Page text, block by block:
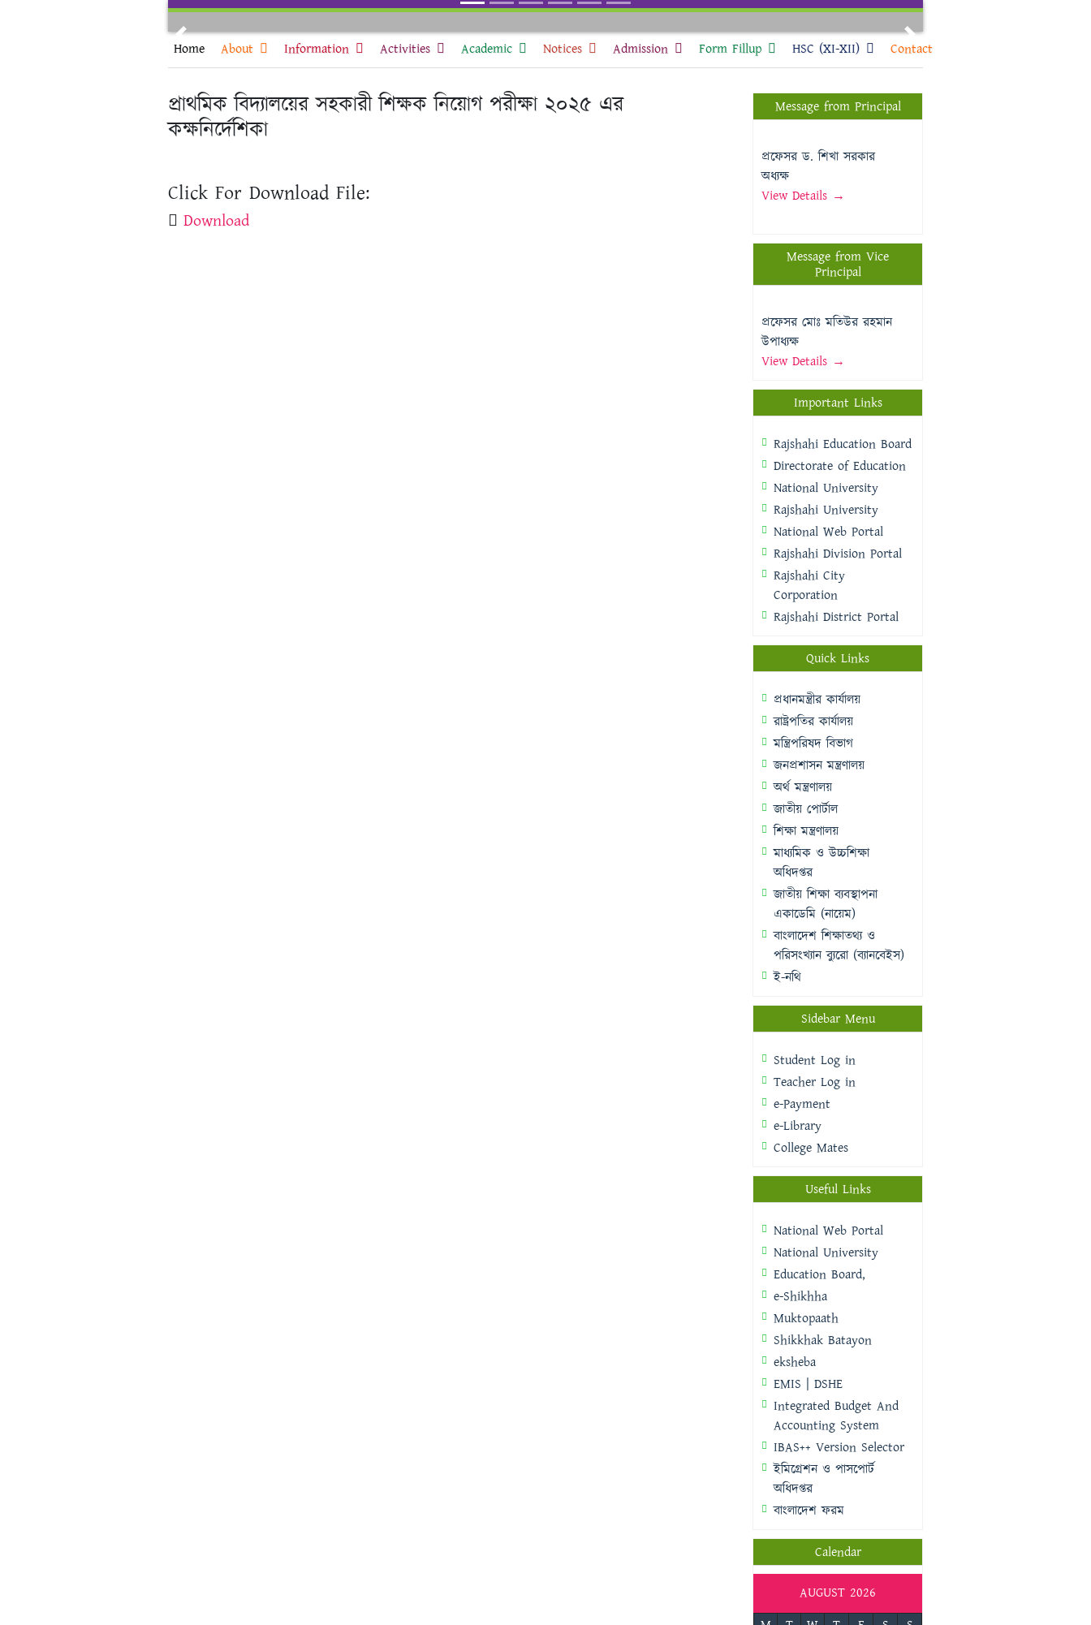
Previous Next
Home About Information Activities Academic Notices Admission Form Fillup HSC (XI-XII) Contact
প্রাথমিক বিদ্যালয়ের সহকারী শিক্ষক নিয়োগ পরীক্ষা ২০২৫ এর
কক্ষনির্দেশিকা
Click For Download File:
Download
Message from Principal
প্রফেসর ড. শিখা সরকার
অধ্যক্ষ
View Details →
Message from Vice
Principal
প্রফেসর মোঃ মতিউর রহমান
উপাধ্যক্ষ
View Details →
Important Links
Rajshahi Education Board
Directorate of Education
National University
Rajshahi University
National Web Portal
Rajshahi Division Portal
Rajshahi City
Corporation
Rajshahi District Portal
Quick Links
প্রধানমন্ত্রীর কার্যালয়
রাষ্ট্রপতির কার্যালয়
মন্ত্রিপরিষদ বিভাগ
জনপ্রশাসন মন্ত্রণালয়
অর্থ মন্ত্রণালয়
জাতীয় পোর্টাল
শিক্ষা মন্ত্রণালয়
মাধ্যমিক ও উচ্চশিক্ষা
অধিদপ্তর
জাতীয় শিক্ষা ব্যবস্থাপনা
একাডেমি (নায়েম)
বাংলাদেশ শিক্ষাতথ্য ও
পরিসংখ্যান ব্যুরো (ব্যানবেইস)
ই-নথি
Sidebar Menu
Student Log in
Teacher Log in
e-Payment
e-Library
College Mates
Useful Links
National Web Portal
National University
Education Board,
e-Shikhha
Muktopaath
Shikkhak Batayon
eksheba
EMIS | DSHE
Integrated Budget And
Accounting System
IBAS++ Version Selector
ইমিগ্রেশন ও পাসপোর্ট
অধিদপ্তর
বাংলাদেশ ফরম
Calendar
AUGUST 2026